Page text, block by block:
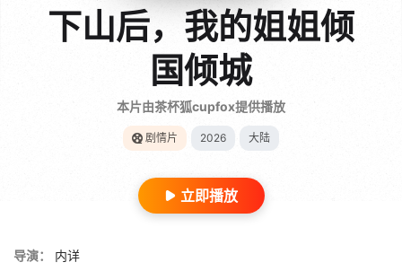
下山后，我的姐姐倾
国倾城
本片由茶杯狐cupfox提供播放
剧情片 2026 大陆
立即播放
导演：
内详